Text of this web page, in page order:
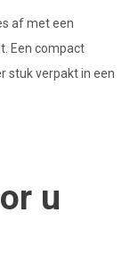
af met een
Een compact
stuk verpakt in een
u